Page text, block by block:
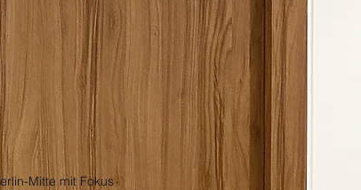
Mitte mit Fokus